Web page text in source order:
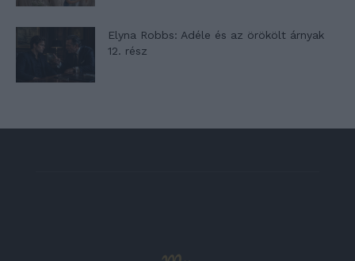
Elyna Robbs: Adéle és az örökölt árnyak
12. rész